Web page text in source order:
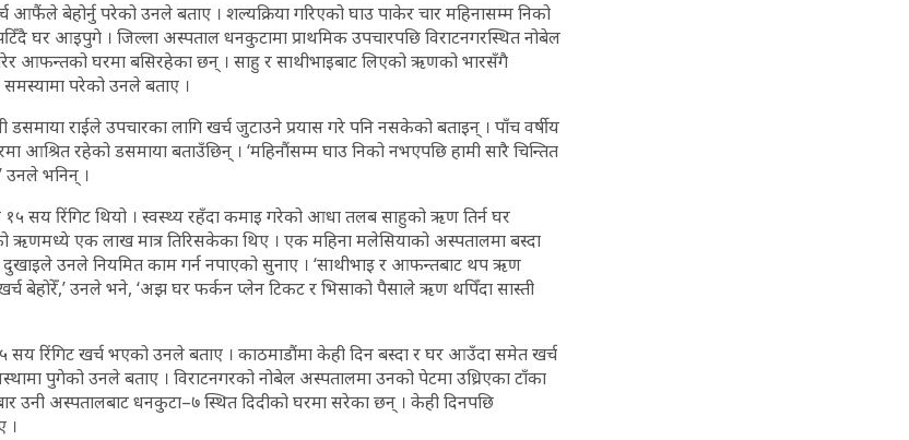
आफैंले बेहोर्नु परेको उनले बताए । शल्यक्रिया गरिएको घाउ पाकेर चार महिनासम्म निको
घर आइपुगे । जिल्ला अस्पताल धनकुटामा प्राथमिक उपचारपछि विराटनगरस्थित नोबेल
आफन्तको घरमा बसिरहेका छन् । साहु र साथीभाइबाट लिएको ऋणको भारसँगै
परेको उनले बताए ।
राईले उपचारका लागि खर्च जुटाउने प्रयास गरे पनि नसकेको बताइन् । पाँच वर्षीय
आश्रित रहेको डसमाया बताउँछिन् । ‘महिनौंसम्म घाउ निको नभएपछि हामी सारै चिन्तित
उनले भनिन् ।
सय रिंगिट थियो । स्वस्थ्य रहँदा कमाइ गरेको आधा तलब साहुको ऋण तिर्न घर
ऋणमध्ये एक लाख मात्र तिरिसकेका थिए । एक महिना मलेसियाको अस्पतालमा बस्दा
उनले नियमित काम गर्न नपाएको सुनाए । ‘साथीभाइ र आफन्तबाट थप ऋण
बेहोरेँ,’ उनले भने, ‘अझ घर फर्कन प्लेन टिकट र भिसाको पैसाले ऋण थपिँदा सास्ती
सय रिंगिट खर्च भएको उनले बताए । काठमाडौंमा केही दिन बस्दा र घर आउँदा समेत खर्च
पुगेको उनले बताए । विराटनगरको नोबेल अस्पतालमा उनको पेटमा उध्रिएका टाँका
उनी अस्पतालबाट धनकुटा–७ स्थित दिदीको घरमा सरेका छन् । केही दिनपछि
।